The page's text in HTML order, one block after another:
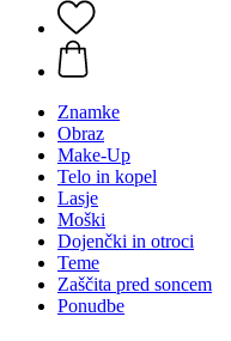
Znamke
Obraz
Make-Up
Telo in kopel
Lasje
Moški
Dojenčki in otroci
Teme
Zaščita pred soncem
Ponudbe